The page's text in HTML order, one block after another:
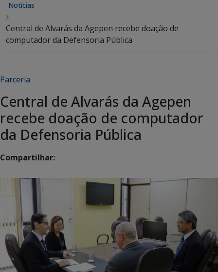
Notícias
Central de Alvarás da Agepen recebe doação de
computador da Defensoria Pública
Parceria
Central de Alvarás da Agepen
recebe doação de computador
da Defensoria Pública
Compartilhar: